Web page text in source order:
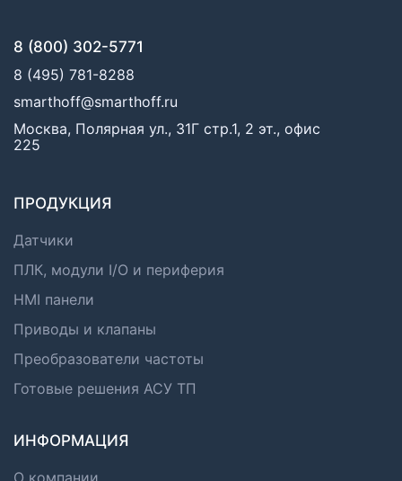
8 (800) 302-5771
8 (495) 781-8288
smarthoff@smarthoff.ru
Москва, Полярная ул., 31Г стр.1, 2 эт., офис
225
ПРОДУКЦИЯ
Датчики
ПЛК, модули I/O и периферия
HMI панели
Приводы и клапаны
Преобразователи частоты
Готовые решения АСУ ТП
ИНФОРМАЦИЯ
О компании